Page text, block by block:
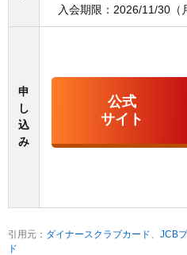
入会期限：2026/11/30（
申
し
込
み
公式
サイト
引用元： ダイナースクラブカード JCB
ド